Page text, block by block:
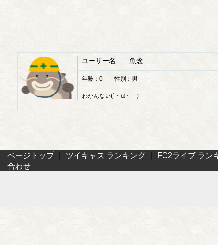
ユーザー名 魚念
年齢：0 性別：男
わかんない(´・ω・｀)
ページトップ｜ ツイキャス ランキング
FC2ライブ ラン
合わせ